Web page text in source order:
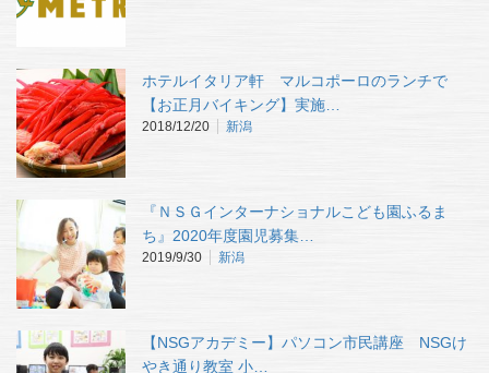
ホテルイタリア軒 マルコポーロのランチで
【お正月バイキング】実施…
2018/12/20 新潟
『ＮＳＧインターナショナルこども園ふるま
ち』2020年度園児募集…
2019/9/30 新潟
【NSGアカデミー】パソコン市民講座 NSGけ
やき通り教室 小…